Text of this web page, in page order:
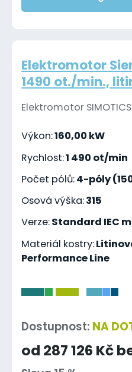
Elektromotor
1490 ot./min.,
Elektromotor SIMOTICS
Výkon:160,00 kW
Rychlost:1 490 ot/min
Počet pólů:4-póly
Osová výška:315
Verze:Standard IEC
Materiál kostry:
Performance Line
Dostupnost: NA
od 287 126 Kč